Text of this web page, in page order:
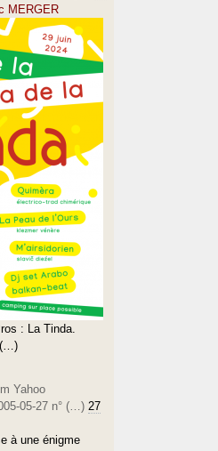
MERGER
: La Tinda.
(…)
Yahoo
05-27 n° (…) 27
à une énigme